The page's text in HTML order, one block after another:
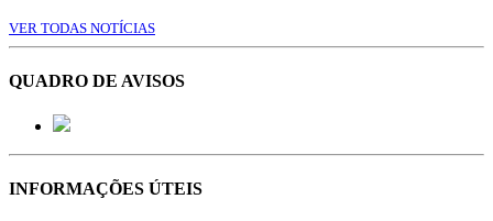
VER TODAS NOTÍCIAS
QUADRO DE AVISOS
INFORMAÇÕES ÚTEIS